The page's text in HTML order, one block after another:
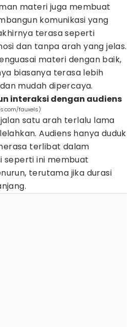
materi juga membuat
komunikasi yang
terasa seperti
dan tanpa arah yang jelas.
materi dengan baik,
biasanya terasa lebih
mudah dipercaya.
interaksi dengan audiens
fauxels)
satu arah terlalu lama
Audiens hanya duduk
terlibat dalam
seperti ini membuat
terutama jika durasi